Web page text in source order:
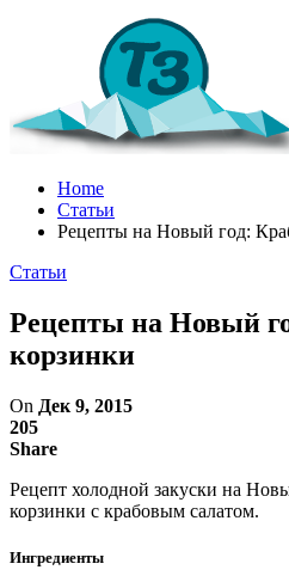
Home
Статьи
Рецепты на Новый год:
Статьи
Рецепты на Новый
корзинки
On Дек 9, 2015
205
Share
Рецепт холодной закуски на
корзинки с крабовым салатом.
Ингредиенты